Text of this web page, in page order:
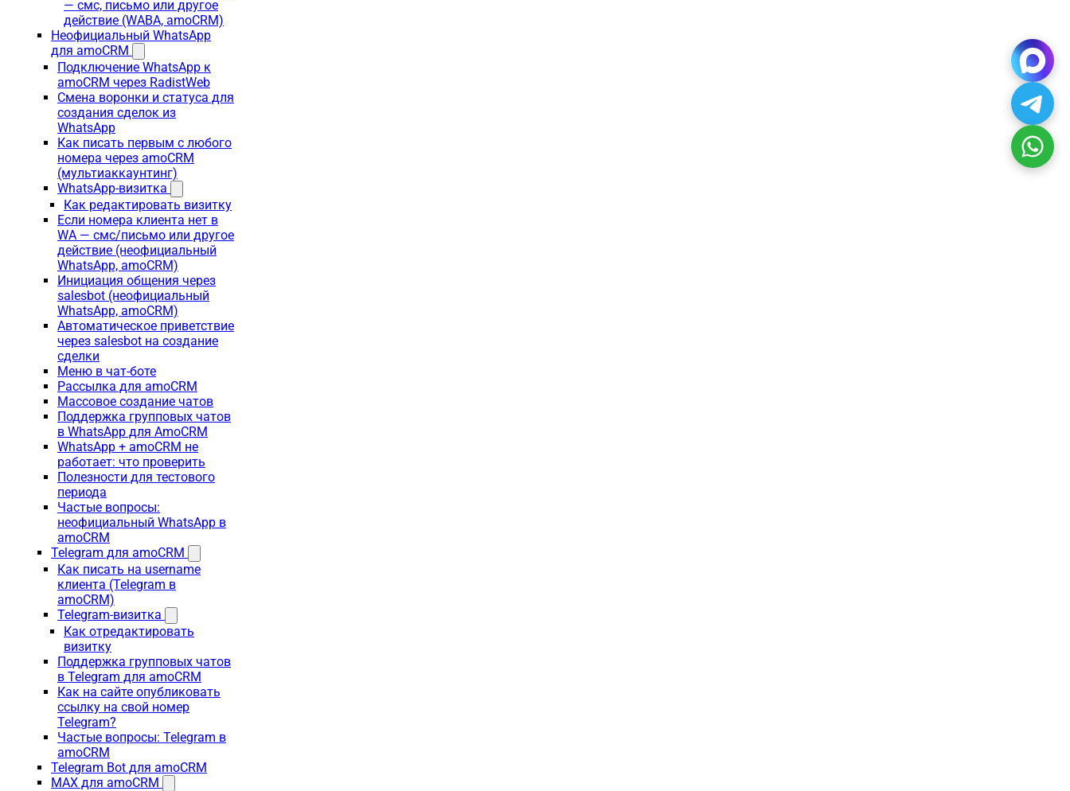
— смс, письмо или другое
действие (WABA, amoCRM)
Неофициальный WhatsApp
для amoCRM
Подключение WhatsApp к
amoCRM через RadistWeb
Смена воронки и статуса для
создания сделок из
WhatsApp
Как писать первым с любого
номера через amoCRM
(мультиаккаунтинг)
WhatsApp-визитка
Как редактировать визитку
Если номера клиента нет в
WA — смс/письмо или другое
действие (неофициальный
WhatsApp, amoCRM)
Инициация общения через
salesbot (неофициальный
WhatsApp, amoCRM)
Автоматическое приветствие
через salesbot на создание
сделки
Меню в чат-боте
Рассылка для amoCRM
Массовое создание чатов
Поддержка групповых чатов
в WhatsApp для AmoCRM
WhatsApp + amoCRM не
работает: что проверить
Полезности для тестового
периода
Частые вопросы:
неофициальный WhatsApp в
amoCRM
Telegram для amoCRM
Как писать на username
клиента (Telegram в
amoCRM)
Telegram-визитка
Как отредактировать
визитку
Поддержка групповых чатов
в Telegram для amoCRM
Как на сайте опубликовать
ссылку на свой номер
Telegram?
Частые вопросы: Telegram в
amoCRM
Telegram Bot для amoCRM
MAX для amoCRM